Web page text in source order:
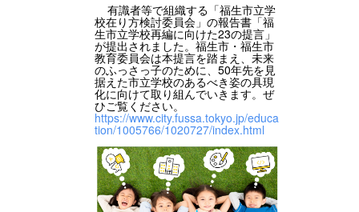
有識者等で組織する「福生市立学
校在り方検討委員会」の報告書「福
生市立学校再編に向けた23の提言」
が提出されました。福生市・福生市
教育委員会は本提言を踏まえ、未来
のふっさっ子のために、50年先を見
据えた市立学校のあるべき姿の具現
化に向けて取り組んでいきます。ぜ
ひご覧ください。
https://www.city.fussa.tokyo.jp/educa
tion/1005766/1020727/index.html